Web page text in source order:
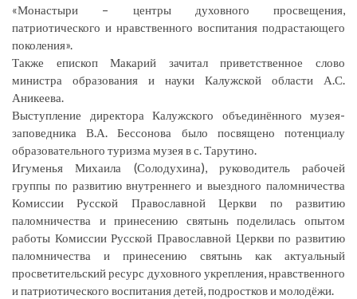
«Монастыри – центры духовного просвещения,
патриотического и нравственного воспитания подрастающего
поколения».
Также епископ Макарий зачитал приветственное слово
министра образования и науки Калужской области А.С.
Аникеева.
Выступление директора Калужского объединённого музея-
заповедника В.А. Бессонова было посвящено потенциалу
образовательного туризма музея в с. Тарутино.
Игуменья Михаила (Солодухина), руководитель рабочей
группы по развитию внутреннего и выездного паломничества
Комиссии Русской Православной Церкви по развитию
паломничества и принесению святынь поделилась опытом
работы Комиссии Русской Православной Церкви по развитию
паломничества и принесению святынь как актуальный
просветительский ресурс духовного укрепления, нравственного
и патриотического воспитания детей, подростков и молодёжи.